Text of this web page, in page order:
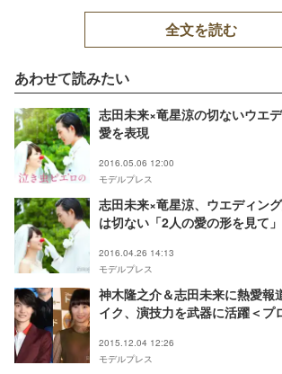
全文を読む
あわせて読みたい
志田未来×竜星涼の切ないウエ
愛を表現
2016.05.06 12:00
モデルプレス
志田未来×竜星涼、ウエディン
は切ない「2人の愛の形を見て」
2016.04.26 14:13
モデルプレス
神木隆之介＆志田未来に熱愛
イク、演技力を武器に活躍＜プ
2015.12.04 12:26
モデルプレス